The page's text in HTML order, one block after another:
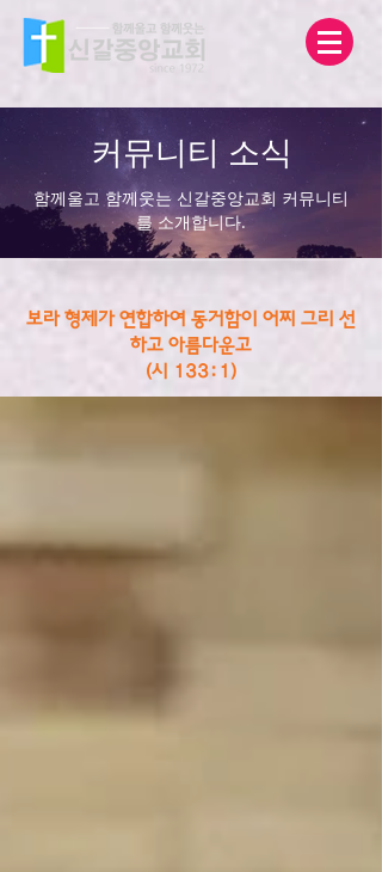
커뮤니티 소식
함께울고 함께웃는 신갈중앙교회 커뮤니티
를 소개합니다.
보라 형제가 연합하여 동거함이 어찌 그리 선
하고 아름다운고
(시 133:1)